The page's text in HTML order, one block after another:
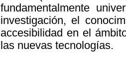
fundamentalmente
investigación, el
accesibilidad en el
las nuevas tecnologías.